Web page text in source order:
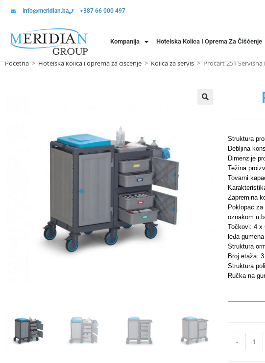
info@meridian.ba +387 66 000 497
Kompanija Hotelska Kolica I Oprema Za Čišćenje
Početna > Hotelska kolica i oprema za čišćenje > Kolica za servis > Procart 251 Servisna
Struktura
Debljina
Dimenzije
Težina
Tovarni
Zapremina
Poklopac
oznakom u
Točkovi: 4 x
leđa
Struktura
Broj etaža: 3
Struktura
Ručka na
-